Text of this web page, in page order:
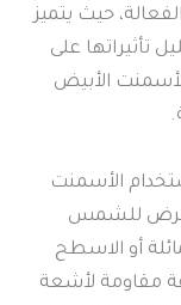
حيث يتميز
تأثيراتها على
الأبيض
الأسمنت
للشمس
أو الاسطح
مقاومة لأشعة